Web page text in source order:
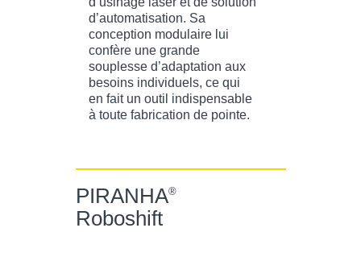
d’automatisation. Sa
conception modulaire lui
confère une grande
souplesse d’adaptation aux
besoins individuels, ce qui
en fait un outil indispensable
à toute fabrication de pointe.
PIRANHA®
Roboshift